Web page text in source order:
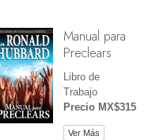
Manual para
Preclears
Libro de
Trabajo
Precio MX$315
Ver Más